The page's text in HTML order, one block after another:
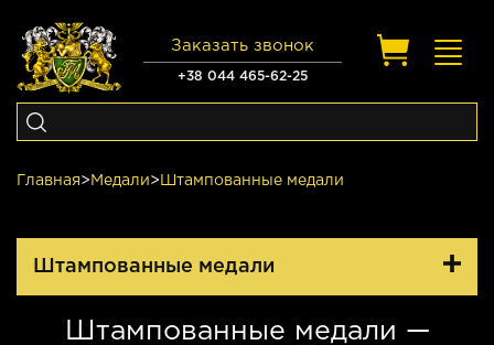
+38 044 465-62-25
Заказать звонок
Главная> Медали> Штампованные медали
Штампованные медали
Штампованные медали —